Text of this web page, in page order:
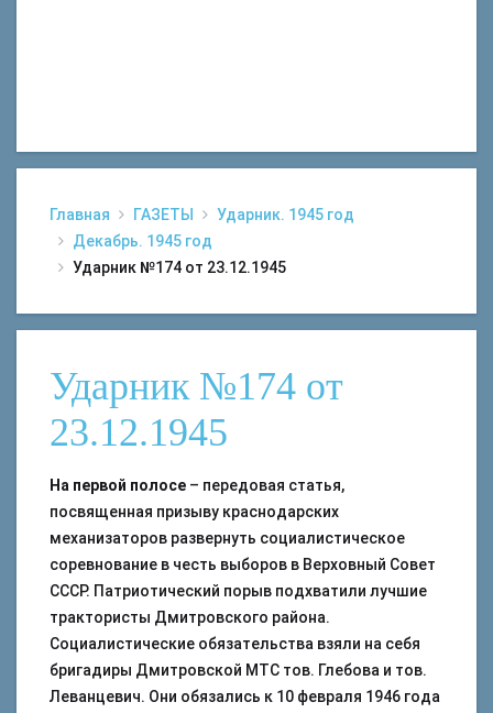
Главная ГАЗЕТЫ
Ударник. 1945 год
Декабрь. 1945 год
Ударник №174 от 23.12.1945
Ударник №174 от
23.12.1945
На первой полосе – передовая статья,
посвященная призыву краснодарских
механизаторов развернуть социалистическое
соревнование в честь выборов в Верховный Совет
СССР. Патриотический порыв подхватили лучшие
трактористы Дмитровского района.
Социалистические обязательства взяли на себя
бригадиры Дмитровской МТС тов. Глебова и тов.
Леванцевич. Они обязались к 10 февраля 1946 года